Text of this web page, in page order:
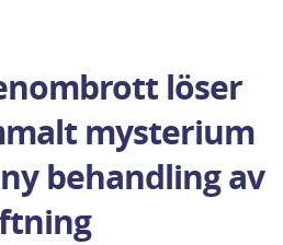
löser
mysterium
behandling av